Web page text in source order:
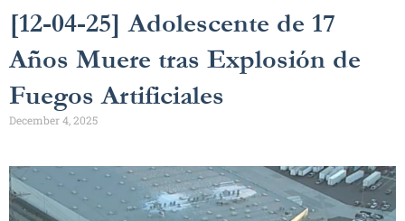
[12-04-25] Adolescente de 17
Años Muere tras Explosión de
Fuegos Artificiales
December 4, 2025